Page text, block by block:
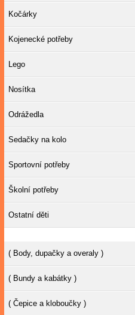
Kočárky
Kojenecké potřeby
Lego
Nosítka
Odrážedla
Sedačky na kolo
Sportovní potřeby
Školní potřeby
Ostatní děti
( Body, dupačky a overaly )
( Bundy a kabátky )
( Čepice a kloboučky )